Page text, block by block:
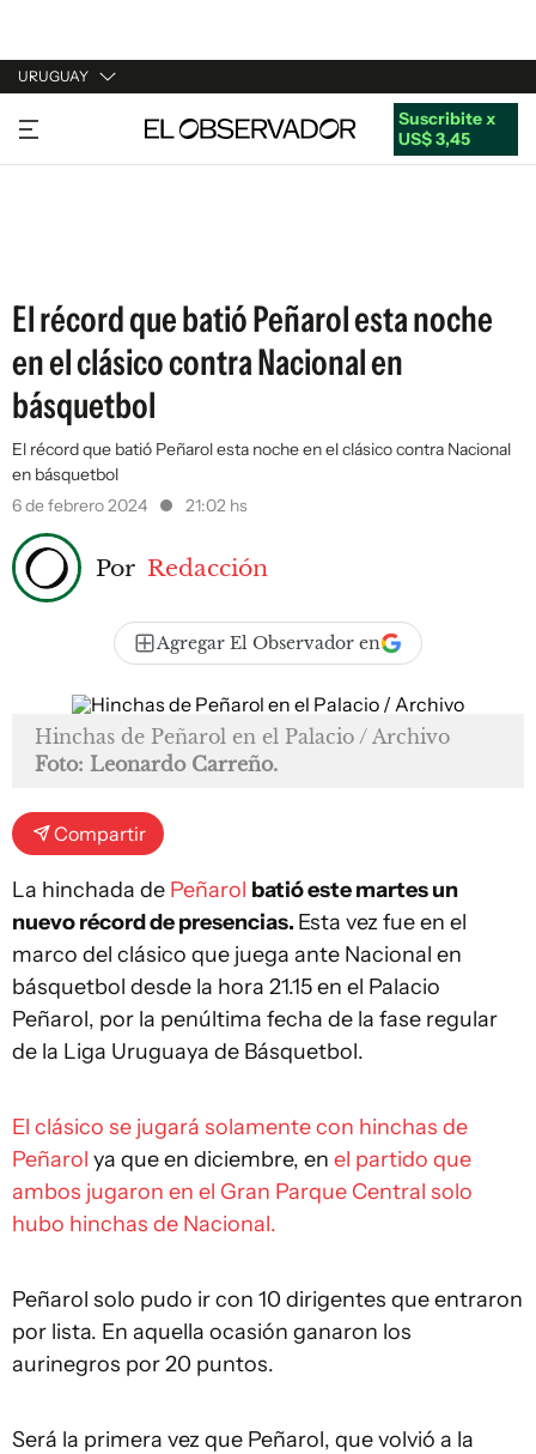
URUGUAY
URUGUAY
ARGENTINA
Suscribite x
US$ 3,45
El récord que batió Peñarol esta noche
en el clásico contra Nacional en
básquetbol
El récord que batió Peñarol esta noche en el clásico contra Nacional
en básquetbol
6 de febrero 2024
21:02 hs
Por Redacción
Agregar El Observador en
Hinchas de Peñarol en el Palacio / Archivo
Foto: Leonardo Carreño.
Compartir
La hinchada de Peñarol batió este martes un
nuevo récord de presencias. Esta vez fue en el
marco del clásico que juega ante Nacional en
básquetbol desde la hora 21.15 en el Palacio
Peñarol, por la penúltima fecha de la fase regular
de la Liga Uruguaya de Básquetbol.
El clásico se jugará solamente con hinchas de
Peñarol ya que en diciembre, en el partido que
ambos jugaron en el Gran Parque Central solo
hubo hinchas de Nacional.
Peñarol solo pudo ir con 10 dirigentes que entraron
por lista. En aquella ocasión ganaron los
aurinegros por 20 puntos.
Será la primera vez que Peñarol, que volvió a la